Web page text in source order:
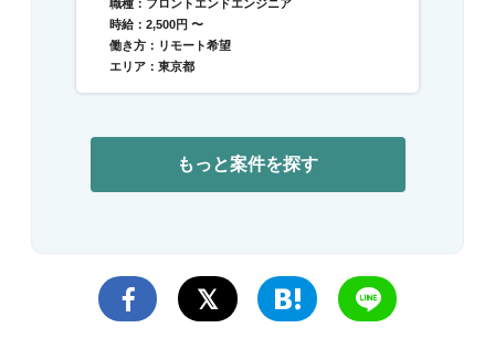
職種：フロントエンドエンジニア
時給：2,500円 〜
働き方：リモート希望
エリア：東京都
もっと案件を探す